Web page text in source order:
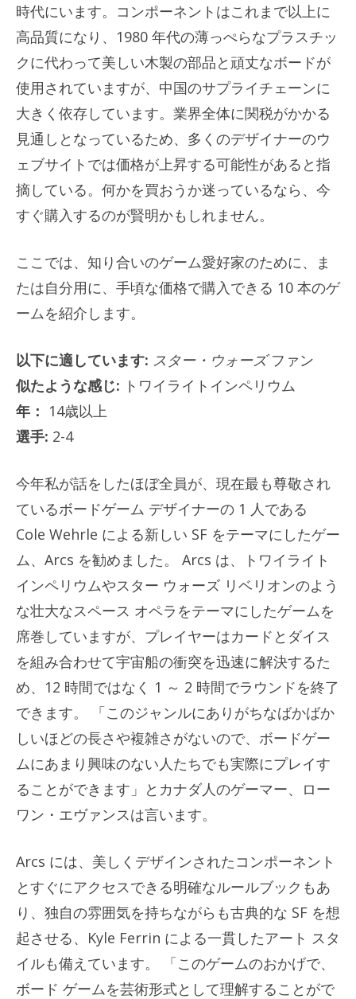
時代にいます。コンポーネントはこれまで以上に
高品質になり、1980 年代の薄っぺらなプラスチッ
クに代わって美しい木製の部品と頑丈なボードが
使用されていますが、中国のサプライチェーンに
大きく依存しています。業界全体に関税がかかる
見通しとなっているため、多くのデザイナーのウ
ェブサイトでは価格が上昇する可能性があると指
摘している。何かを買おうか迷っているなら、今
すぐ購入するのが賢明かもしれません。
ここでは、知り合いのゲーム愛好家のために、ま
たは自分用に、手頃な価格で購入できる 10 本のゲ
ームを紹介します。
以下に適しています: スター・ウォーズファン
似たような感じ: トワイライトインペリウム
年： 14歳以上
選手: 2-4
今年私が話をしたほぼ全員が、現在最も尊敬され
ているボードゲーム デザイナーの 1 人である
Cole Wehrle による新しい SF をテーマにしたゲー
ム、Arcs を勧めました。 Arcs は、トワイライト
インペリウムやスター ウォーズ リベリオンのよう
な壮大なスペース オペラをテーマにしたゲームを
席巻していますが、プレイヤーはカードとダイス
を組み合わせて宇宙船の衝突を迅速に解決するた
め、12 時間ではなく 1 ～ 2 時間でラウンドを終了
できます。 「このジャンルにありがちなばかばか
しいほどの長さや複雑さがないので、ボードゲー
ムにあまり興味のない人たちでも実際にプレイす
ることができます」とカナダ人のゲーマー、ロー
ワン・エヴァンスは言います。
Arcs には、美しくデザインされたコンポーネント
とすぐにアクセスできる明確なルールブックもあ
り、独自の雰囲気を持ちながらも古典的な SF を想
起させる、Kyle Ferrin による一貫したアート スタ
イルも備えています。 「このゲームのおかげで、
ボード ゲームを芸術形式として理解することがで